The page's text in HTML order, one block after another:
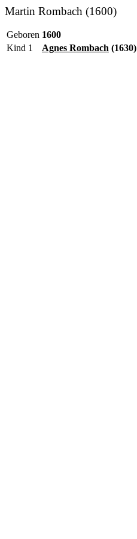
Martin Rombach (1600)
Geboren 1600
Kind 1
Agnes Rombach (1630)